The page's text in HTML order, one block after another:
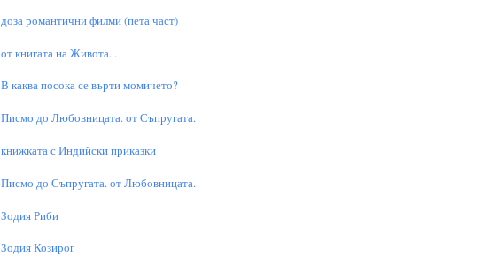
доза романтични филми (пета част)
от книгата на Живота...
В каква посока се върти момичето?
Писмо до Любовницата. от Съпругата.
книжката с Индийски приказки
Писмо до Съпругата. от Любовницата.
Зодия Риби
Зодия Козирог